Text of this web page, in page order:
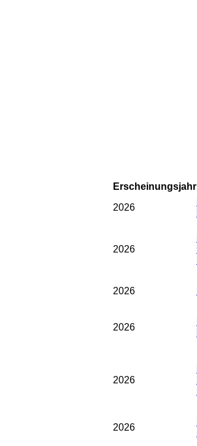
Erscheinungsjahr
2026
2026
2026
2026
2026
2026